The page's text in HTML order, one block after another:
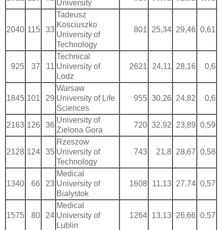
University
2040 115 33
Tadeusz
Kosciuszko
University of
Technology
801 25,34 29,46 0,61
925 37 11
Technical
University of
Lodz
2621 24,11 28,16 0,6
1845 101 29
Warsaw
University of Life
Sciences
955 30,26 24,82 0,6
2163 126 36
University of
Zielona Gora
720 32,92 23,89 0,59
2128 124 35
Rzeszow
University of
Technology
743 21,8 28,67 0,58
1340 66 23
Medical
University of
Bialystok
1608 11,13 27,74 0,57
1575 80 24
Medical
University of
Lublin
1264 13,13 26,66 0,57